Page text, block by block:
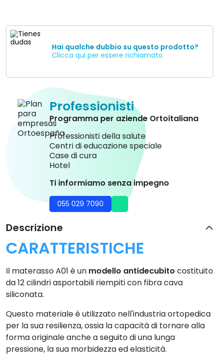
Hai qualche dubbio su questo prodotto?
Clicca qui per essere richiamato
Professionisti
Programma per aziende Ortoitaliana
Professionisti della salute
Centri di educazione speciale
Case di cura
Hotel
Ti informiamo senza impegno
055 029 7090
Descrizione
CARATTERISTICHE
Il materasso A01 è un modello antidecubito costituito
da 12 cilindri asportabili riempiti con fibra cava
siliconata.
Questo materiale è utilizzato nell'industria ortopedica
per la sua resilienza, ossia la capacità di tornare alla
forma originale anche a seguito di una lunga
pressione, la sua morbidezza ed elasticità.